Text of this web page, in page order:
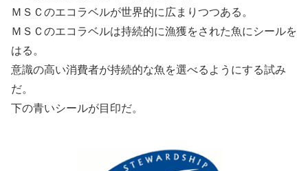
ＭＳＣのエコラベルが世界的に広まりつつある。
ＭＳＣのエコラベルは持続的に漁獲をされた魚にシールを
はる。
意識の高い消費者が持続的な魚を選べるようにする試み
だ。
下の青いシールが目印だ。